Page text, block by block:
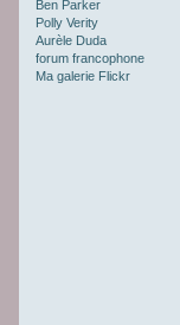
Ben Parker
Polly Verity
Aurèle Duda
forum francophone
Ma galerie Flickr